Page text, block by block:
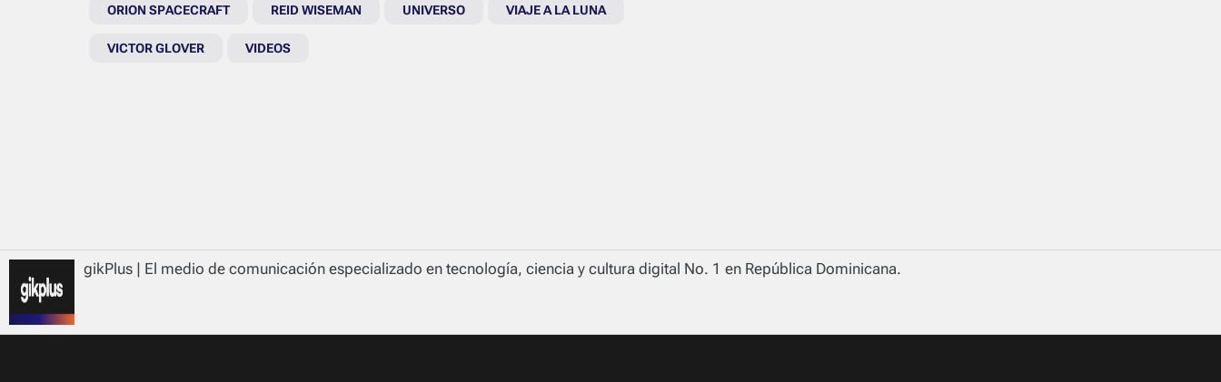
ORION SPACECRAFT REID WISEMAN UNIVERSO VIAJE A LA LUNA
VICTOR GLOVER VIDEOS
gikPlus | El medio de comunicación especializado en tecnología, ciencia y cultura digital No. 1 en República Dominicana.